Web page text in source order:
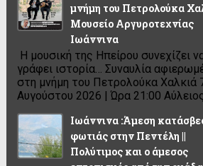
μνήμη του Πετρολούκα
Μουσείο Αργυροτεχνίας
Ιωάννινα
Η μουσική της Ηπείρου συνεχίζει
γράφει ιστορία… Συναυλία
στη μνήμη του Πετρολούκα Χαλκιά
Αυγούστου 2026 | Ώρα 21:00
Ιωάννινα :Άμεση
φωτιάς στην Πεντέλη ||
Πολύτιμος και ο άμεσος